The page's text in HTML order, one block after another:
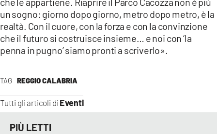
TAG REGGIO CALABRIA
Tutti gli articoli di Eventi
un sogno: giorno dopo giorno, metro dopo metro, è la
realtà. Con il cuore, con la forza e con la convinzione
che il futuro si costruisce insieme… e noi con ‘la
penna in pugno’ siamo pronti a scriverlo».
PIÙ LETTI